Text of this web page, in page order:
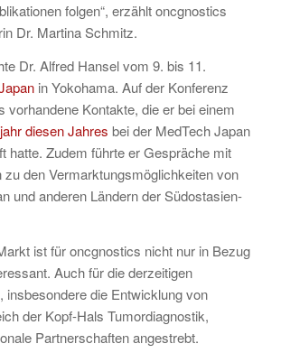
folgen“, erzählt oncgnostics
Dr. Martina Schmitz.
Dr. Alfred Hansel vom 9. bis 11.
in Yokohama. Auf der Konferenz
vorhandene Kontakte, die er bei einem
diesen Jahres bei der MedTech Japan
hatte. Zudem führte er Gespräche mit
zu den Vermarktungsmöglichkeiten von
und anderen Ländern der Südostasien-
ist für oncgnostics nicht nur in Bezug
Auch für die derzeitigen
insbesondere die Entwicklung von
der Kopf-Hals Tumordiagnostik,
Partnerschaften angestrebt.